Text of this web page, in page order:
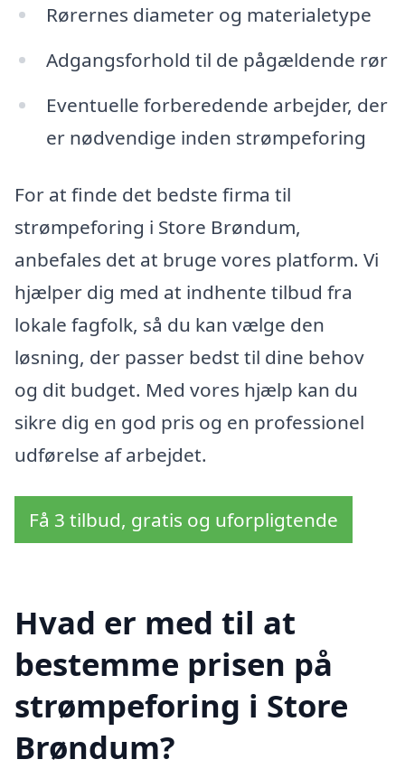
Rørernes diameter og materialetype
Adgangsforhold til de pågældende rør
Eventuelle forberedende arbejder, der
er nødvendige inden strømpeforing
For at finde det bedste firma til
strømpeforing i Store Brøndum,
anbefales det at bruge vores platform. Vi
hjælper dig med at indhente tilbud fra
lokale fagfolk, så du kan vælge den
løsning, der passer bedst til dine behov
og dit budget. Med vores hjælp kan du
sikre dig en god pris og en professionel
udførelse af arbejdet.
Få 3 tilbud, gratis og uforpligtende
Hvad er med til at
bestemme prisen på
strømpeforing i Store
Brøndum?